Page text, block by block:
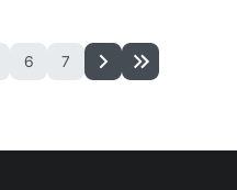
6 7